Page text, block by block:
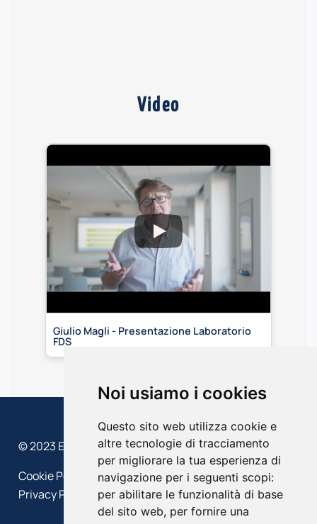
Noi usiamo i cookies
Questo sito web utilizza cookie e
altre tecnologie di tracciamento
per migliorare la tua esperienza di
navigazione per i seguenti scopi:
per abilitare le funzionalità di base
del sito web, per fornire una
Video
Giulio Magli - Presentazione Laboratorio
FDS
© 2023 EFFEDIESSE – Politecnico di Milano
Cookie Policy
Privacy Policy